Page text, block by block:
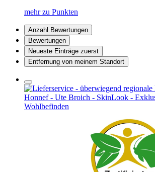
mehr zu Punkten
Anzahl Bewertungen
Bewertungen
Neueste Einträge zuerst
Entfernung von meinem Standort